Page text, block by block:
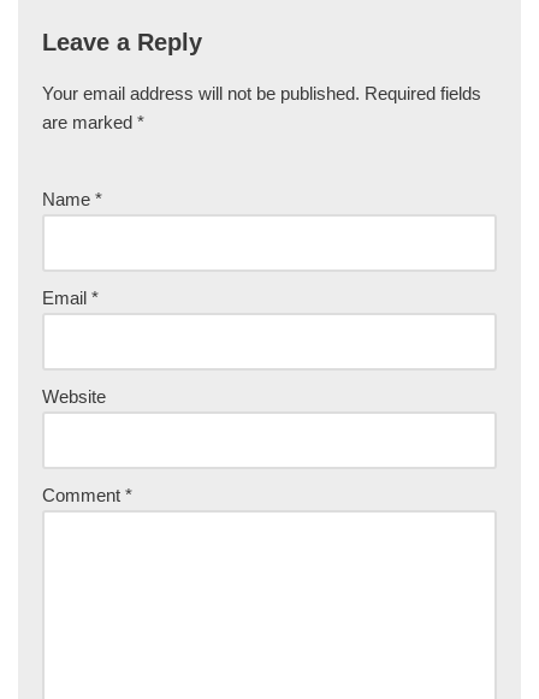
Leave a Reply
Your email address will not be published. Required fields
are marked *
Name *
Email *
Website
Comment *